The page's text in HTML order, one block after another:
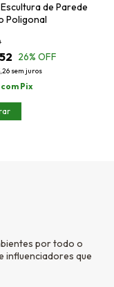
de Parede
Poligonal
26% OFF
sem juros
com Pix
por todo o
influenciadores que